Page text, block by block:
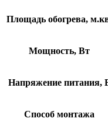
Площадь обогрева,
Мощность, Вт
Напряжение питания,
Способ монтажа